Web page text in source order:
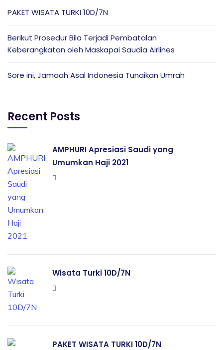
PAKET WISATA TURKI 10D/7N
Berikut Prosedur Bila Terjadi Pembatalan
Keberangkatan oleh Maskapai Saudia Airlines
Sore ini, Jamaah Asal Indonesia Tunaikan Umrah
Recent Posts
AMPHURI Apresiasi Saudi yang
Umumkan Haji 2021
Wisata Turki 10D/7N
PAKET WISATA TURKI 10D/7N